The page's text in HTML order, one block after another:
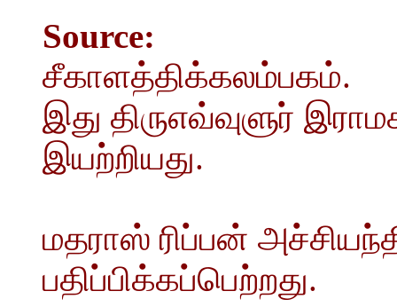
Source:
சீகாளத்திக்கலம்பகம்.
இது திருஎவ்வுளுர்
இயற்றியது.
மதராஸ் ரிப்பன்
பதிப்பிக்கப்பெற்றது.